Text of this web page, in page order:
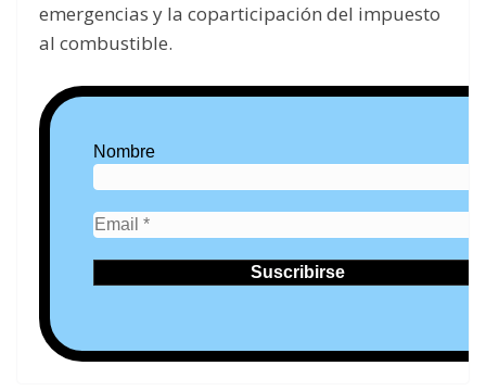
emergencias y la coparticipación del impuesto
al combustible.
Nombre